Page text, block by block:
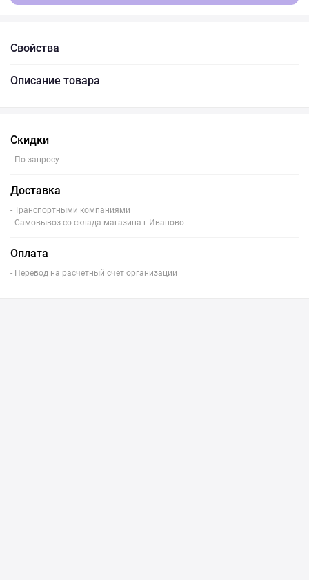
Свойства
Описание товара
Скидки
- По запросу
Доставка
- Транспортными компаниями
- Самовывоз со склада магазина г.Иваново
Оплата
- Перевод на расчетный счет организации